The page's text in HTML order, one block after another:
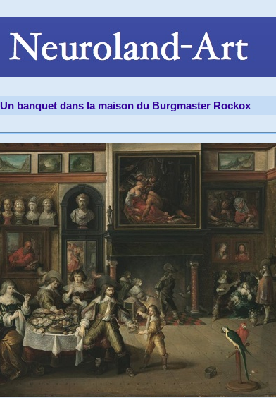
Un banquet dans la maison du Burgmaster Rockox